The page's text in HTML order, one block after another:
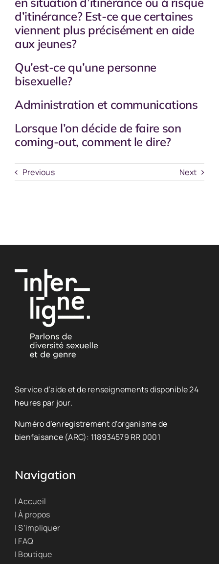
d’itinérance? Est-ce que certaines
viennent plus précisément en aide
aux jeunes?
Qu’est-ce qu’une personne
bisexuelle?
Administration et communications
Lorsque l’on décide de faire son
coming-out, comment le dire?
Previous Next
Service d’aide et de renseignements disponible 24
heures par jour.
Numéro d’enregistrement d’organisme de
bienfaisance (ARC): 118934579 RR 0001
Navigation
| Accueil
| À propos
| S’impliquer
| FAQ
| Boutique